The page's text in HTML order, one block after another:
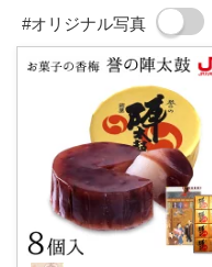
#オリジナル写真